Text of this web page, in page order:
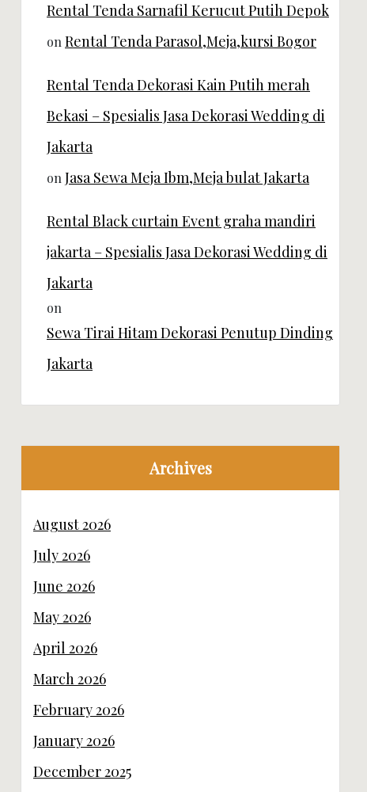
Rental Tenda Sarnafil Kerucut Putih Depok
on Rental Tenda Parasol,Meja,kursi Bogor
Rental Tenda Dekorasi Kain Putih merah
Bekasi – Spesialis Jasa Dekorasi Wedding di
Jakarta
on Jasa Sewa Meja Ibm,Meja bulat Jakarta
Rental Black curtain Event graha mandiri
jakarta – Spesialis Jasa Dekorasi Wedding di
Jakarta
on
Sewa Tirai Hitam Dekorasi Penutup Dinding
Jakarta
Archives
August 2026
July 2026
June 2026
May 2026
April 2026
March 2026
February 2026
January 2026
December 2025